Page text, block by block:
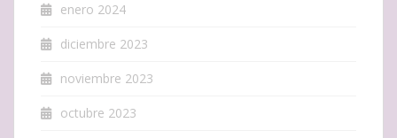
enero 2024
diciembre 2023
noviembre 2023
octubre 2023